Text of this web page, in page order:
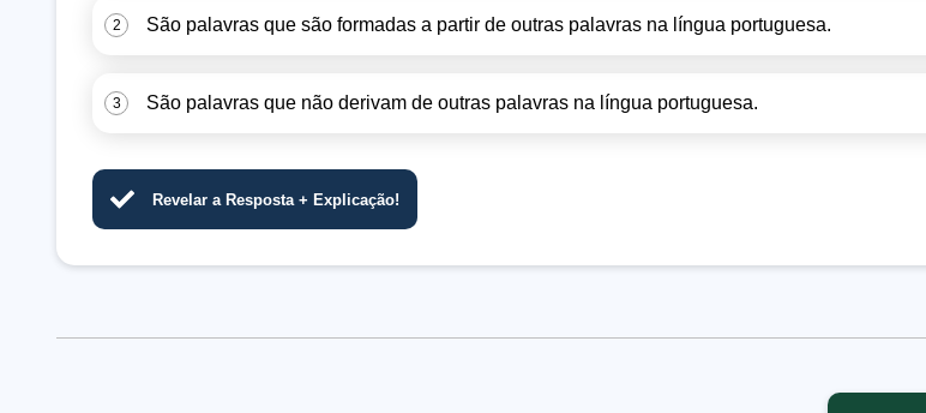
2 São palavras que são formadas a partir de outras palavras na língua portuguesa.
3 São palavras que não derivam de outras palavras na língua portuguesa.
Revelar a Resposta + Explicação!